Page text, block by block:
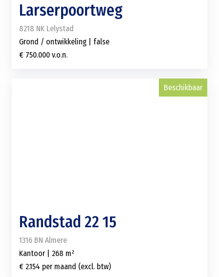
Larserpoortweg
8218 NK Lelystad
Grond / ontwikkeling | false
€ 750.000 v.o.n.
Beschikbaar
Randstad 22 15
1316 BN Almere
Kantoor | 268 m²
€ 2.154 per maand (excl. btw)